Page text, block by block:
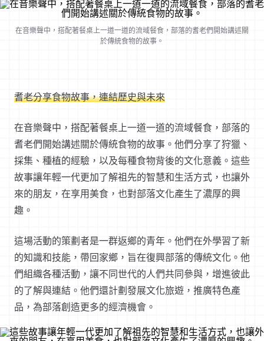
在音樂聲中，搭配著餐桌上一道一道的流域餐食，部落的耆老們開始講述關
於傳統食物的故事。
耆老分享食物故事，連結歷史與未來
在音樂聲中，搭配著餐桌上一道一道的流域餐食，部落的
耆老們開始講述關於傳統食物的故事。他們分享了狩獵、
採集、種植的經驗，以及每種食物背後的文化意義。這些
故事讓年輕一代更加了解祖先的智慧和生活方式，也讓外
來的朋友，在享用美食，也對部落文化產生了濃厚的興
趣。
這場活動的策劃者是一群返鄉的青年。他們在外學習了新
的知識和技能，帶回家鄉，旨在復興部落的傳統文化。他
們組織各種活動，讓不同世代的人們共同參與，增進彼此
的了解與連結。他們還計劃發展文化旅遊，推廣特色產
品，為部落創造更多的經濟機會。